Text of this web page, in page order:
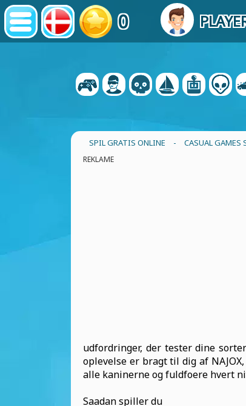
0
SPIL GRATIS ONLINE - CASUAL GAMES
REKLAME
udfordringer, der tester dine
oplevelse er bragt til dig af
alle kaninerne og fuldfoere hvert
Saadan spiller du